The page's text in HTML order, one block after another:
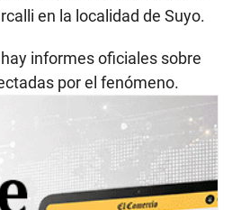
en la localidad de Suyo.
informes oficiales sobre
por el fenómeno.